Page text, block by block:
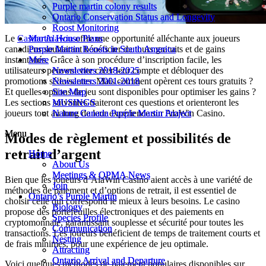
Purple martin colony results
Ontario Conservation Status and Longevity
Roost Monitoring
Martin House Plans
Purple Martin Roosts in South America
More
Newsletters 2018-2025
Newsletters 2001-2018
Site Map
MUSINGS
Nature Canada Purple Martin Project
Menu
Home
About Us
Meetings & OPMA News
Join
Ontario’s Purple Martin
Biology
Species Profile
Communication
Nesting
Attracting
Ontario Arrival and Departure
Purple martin colony results
Ontario Conservation Status and Longevity
Roost Monitoring
Martin House Plans
Purple Martin Roosts in South America
More
Newsletters 2018-2025
Newsletters 2001-2018
Site Map
MUSINGS
Nature Canada Purple Martin Project
Menu
Home
About Us
Meetings & OPMA News
Join
Ontario’s Purple Martin
Biology
Species Profile
Communication
Nesting
Attracting
Ontario Arrival and Departure
Le Casino Alawinoffre une opportunité alléchante aux joueurs
canadiens souhaitant bénéficier de tours gratuits et de gains
instantanés. Grâce à son procédure d’inscription facile, les
utilisateurs peuvent vite créer leur compte et débloquer des
promotions séduisantes. Mais comment opèrent ces tours gratuits ?
Et quelles options de jeu sont disponibles pour optimiser les gains ?
Les sections suivantes traiteront ces questions et orienteront les
joueurs tout au long de leur expérience sur AlaWin Casino.
Modes de règlement et possibilités de
retrait d’argent
Bien que les joueurs d’AlaWin Casino aient accès à une variété de
méthodes de paiement et d’options de retrait, il est essentiel de
choisir celle qui correspond le mieux à leurs besoins. Le casino
propose des portefeuilles électroniques et des paiements en
cryptomonnaie, garantissant souplesse et sécurité pour toutes les
transactions. Les joueurs bénéficient de temps de traitement courts et
de frais minimes, pour une expérience de jeu optimale.